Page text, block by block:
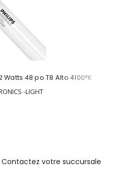
48 po T8 Alto 4100°K
-LIGHT
votre succursale